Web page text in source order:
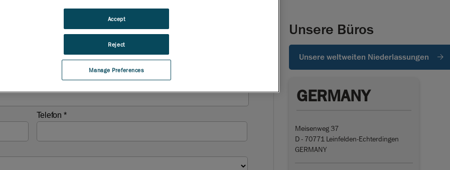
Unsere Büros
Unsere weltweiten Niederlassungen
GERMANY
Meisenweg 37
D - 70771 Leinfelden-Echterdingen
GERMANY
Manage Preferences
Reject
Accept